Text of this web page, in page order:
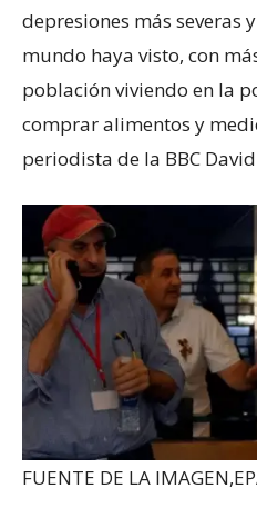
depresiones más severas
mundo haya visto, con
población viviendo en la
comprar alimentos y
periodista de la BBC
FUENTE DE LA IMAGEN,